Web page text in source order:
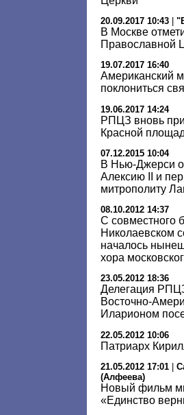
20.09.2017 10:43
В Москве
Православной
19.07.2017 16:40
Американский
поклониться
19.06.2017 14:24
РПЦЗ вновь
Красной
07.12.2015 10:04
В Нью-Джерси
Алексию II и
митрополиту
08.10.2012 14:37
С совместного
Николаевском
началось
хора
23.05.2012 18:36
Делегация
Восточно-
Иларионом
22.05.2012 10:06
Патриарх
21.05.2012 17:01
(Алфеева)
Новый фильм
«Единство